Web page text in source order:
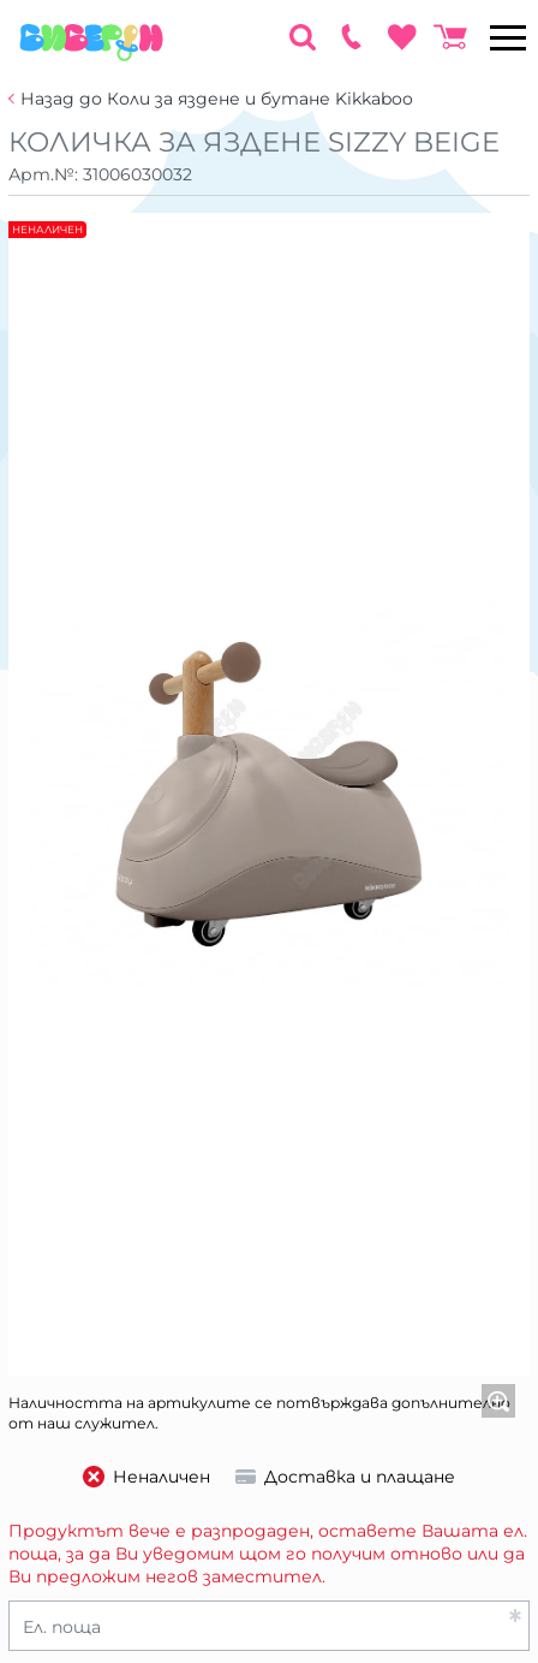
Назад до Коли за яздене и бутане Kikkaboo
КОЛИЧКА ЗА ЯЗДЕНЕ SIZZY BEIGE
Арт.№: 31006030032
Наличността на артикулите се потвърждава допълнително
от наш служител.
НЕНАЛИЧЕН
Неналичен Доставка и плащане
Продуктът вече е разпродаден, оставете Вашата ел.
поща, за да Ви уведомим щом го получим отново или да
Ви предложим негов заместител.
Ел. поща